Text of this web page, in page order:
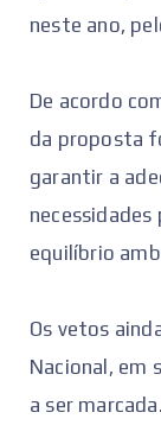
neste ano,
De acordo
da proposta
garantir a
equilíbrio
Os vetos
Nacional, em
a ser